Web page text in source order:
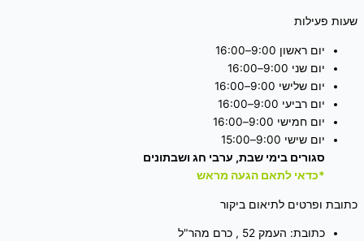
שעות פעילות
יום ראשון 9:00–16:00
יום שני 9:00–16:00
יום שלישי 9:00–16:00
יום רביעי 9:00–16:00
יום חמישי 9:00–16:00
יום שישי 9:00–15:00
סגורים בימי שבת, ערבי חג ושבתונים
*כדאי לתאם הגעה מראש
כתובת ופרטים לתיאום ביקור
כתובת: העמק 52 , כרם מהר"ל